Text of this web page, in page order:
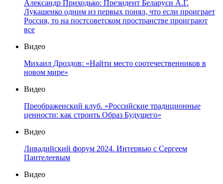
Александр Приходько: Президент Беларуси А.Г.
Лукашенко одним из первых понял, что если проиграет
Россия, то на постсоветском пространстве проиграют
все
Видео
Михаил Дроздов: «Найти место соотечественников в
новом мире»
Видео
Преображенский клуб. «Российские традиционные
ценности: как строить Образ Будущего»
Видео
Ливадийский форум 2024. Интервью с Сергеем
Пантелеевым
Видео